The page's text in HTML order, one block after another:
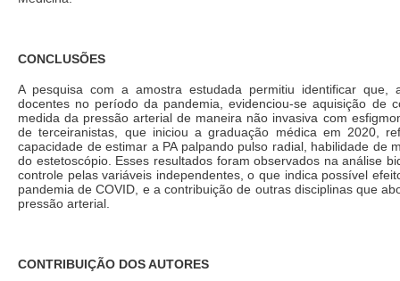
CONCLUSÕES
A pesquisa com a amostra estudada permitiu identificar que,
docentes no período da pandemia, evidenciou-se aquisição de
medida da pressão arterial de maneira não invasiva com
de terceiranistas, que iniciou a graduação médica em 2020,
capacidade de estimar a PA palpando pulso radial, habilidade de
do estetoscópio. Esses resultados foram observados na análise
controle pelas variáveis independentes, o que indica possível
pandemia de COVID, e a contribuição de outras disciplinas que
pressão arterial.
CONTRIBUIÇÃO DOS AUTORES